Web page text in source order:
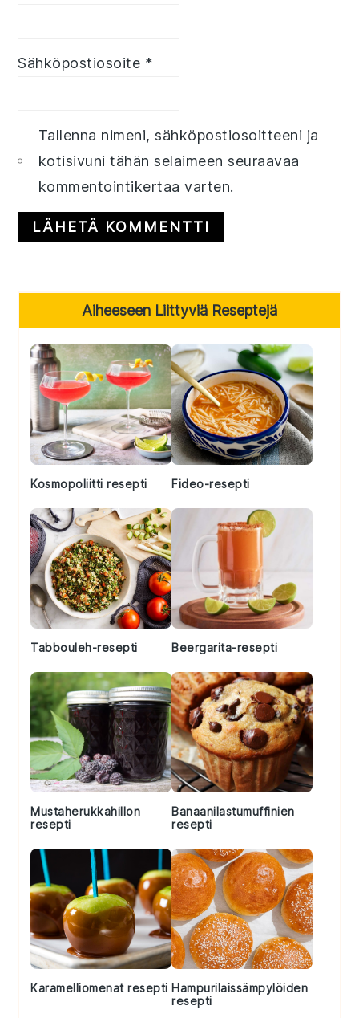
Sähköpostiosoite *
Tallenna nimeni, sähköpostiosoitteeni ja
kotisivuni tähän selaimeen seuraavaa
kommentointikertaa varten.
Primary
Sidebar
Aiheeseen Liittyviä Reseptejä
Kosmopoliitti resepti Fideo-resepti
Tabbouleh-resepti Beergarita-resepti
Mustaherukkahillon
resepti
Banaanilastumuffinien
resepti
Karamelliomenat resepti Hampurilaissämpylöiden
resepti